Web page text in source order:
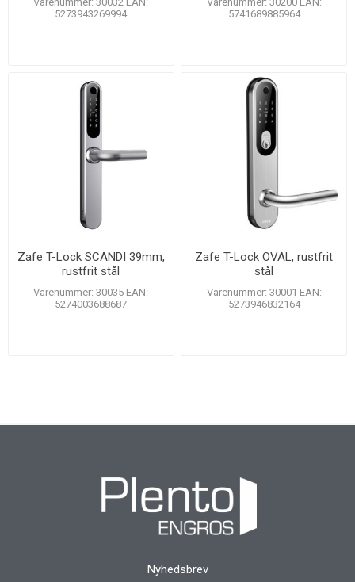
5273943269994
5741689885964
Zafe T-Lock SCANDI 39mm,
rustfrit stål
Varenummer: 30035 EAN:
5274003688687
Zafe T-Lock OVAL, rustfrit
stål
Varenummer: 30001 EAN:
5273946832164
Nyhedsbrev